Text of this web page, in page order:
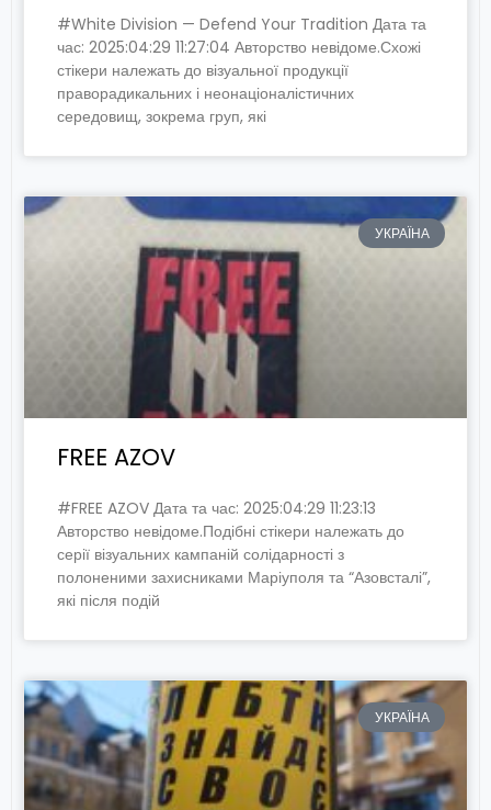
#White Division — Defend Your Tradition Дата та
час: 2025:04:29 11:27:04 Авторство невідоме.Схожі
стікери належать до візуальної продукції
праворадикальних і неонаціоналістичних
середовищ, зокрема груп, які
УКРАЇНА
FREE AZOV
#FREE AZOV Дата та час: 2025:04:29 11:23:13
Авторство невідоме.Подібні стікери належать до
серії візуальних кампаній солідарності з
полоненими захисниками Маріуполя та “Азовсталі”,
які після подій
УКРАЇНА